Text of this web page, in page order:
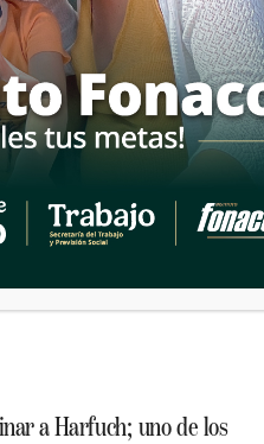
y prevención del delito, elementos de
...
por policías municipales
por elementos de la Policía
a Harfuch; uno de los